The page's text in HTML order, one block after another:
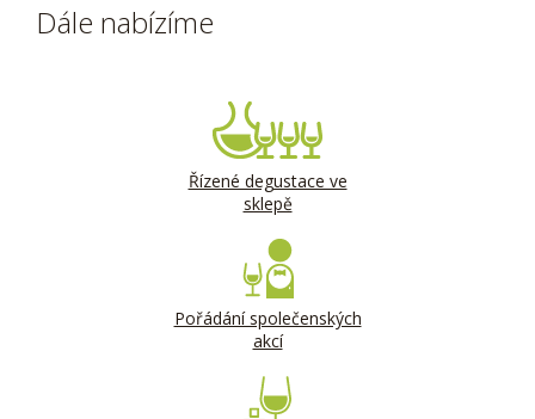
Dále nabízíme
Řízené degustace ve
sklepě
Pořádání společenských
akcí